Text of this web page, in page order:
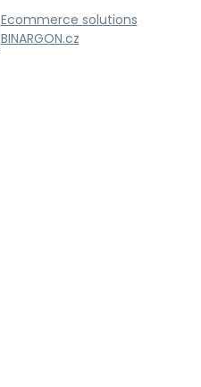
Ecommerce solutions
BINARGON.cz